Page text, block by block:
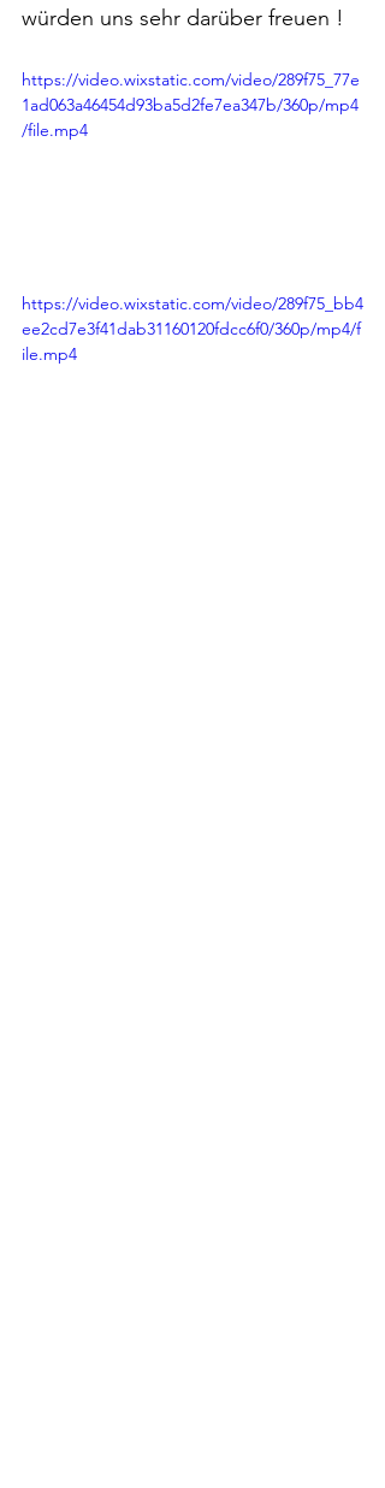
würden uns sehr darüber freuen !
https://video.wixstatic.com/video/289f75_77e
1ad063a46454d93ba5d2fe7ea347b/360p/mp4
/file.mp4
https://video.wixstatic.com/video/289f75_bb4
ee2cd7e3f41dab31160120fdcc6f0/360p/mp4/f
ile.mp4